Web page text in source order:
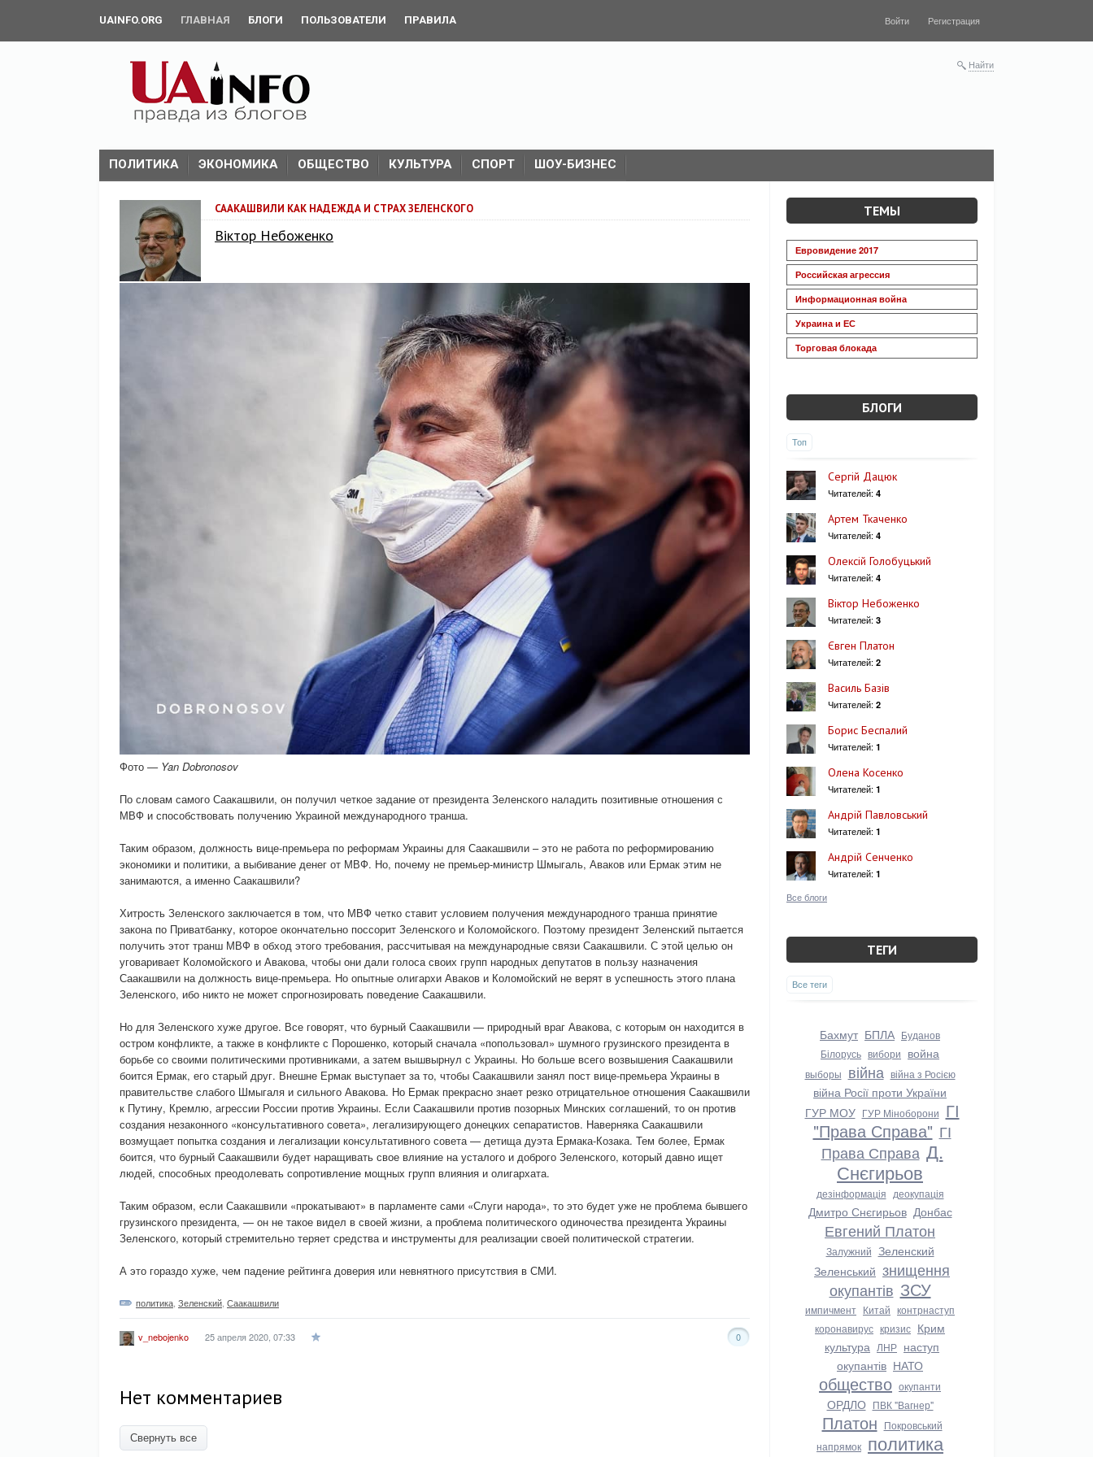
UAINFO.ORG ГЛАВНАЯ БЛОГИ ПОЛЬЗОВАТЕЛИ ПРАВИЛА Войти Регистрация
Найти
ПОЛИТИКА ЭКОНОМИКА ОБЩЕСТВО КУЛЬТУРА СПОРТ ШОУ-БИЗНЕС
СААКАШВИЛИ КАК НАДЕЖДА И СТРАХ ЗЕЛЕНСКОГО
Віктор Небоженко
Фото — Yan Dobronosov
По словам самого Саакашвили, он получил четкое задание от президента Зеленского наладить позитивные отношения с
МВФ и способствовать получению Украиной международного транша.
Таким образом, должность вице-премьера по реформам Украины для Саакашвили – это не работа по реформированию
экономики и политики, а выбивание денег от МВФ. Но, почему не премьер-министр Шмыгаль, Аваков или Ермак этим не
занимаются, а именно Саакашвили?
Хитрость Зеленского заключается в том, что МВФ четко ставит условием получения международного транша принятие
закона по Приватбанку, которое окончательно поссорит Зеленского и Коломойского. Поэтому президент Зеленский пытается
получить этот транш МВФ в обход этого требования, рассчитывая на международные связи Саакашвили. С этой целью он
уговаривает Коломойского и Авакова, чтобы они дали голоса своих групп народных депутатов в пользу назначения
Саакашвили на должность вице-премьера. Но опытные олигархи Аваков и Коломойский не верят в успешность этого плана
Зеленского, ибо никто не может спрогнозировать поведение Саакашвили.
Но для Зеленского хуже другое. Все говорят, что бурный Саакашвили — природный враг Авакова, с которым он находится в
остром конфликте, а также в конфликте с Порошенко, который сначала «попользовал» шумного грузинского президента в
борьбе со своими политическими противниками, а затем вышвырнул с Украины. Но больше всего возвышения Саакашвили
боится Ермак, его старый друг. Внешне Ермак выступает за то, чтобы Саакашвили занял пост вице-премьера Украины в
правительстве слабого Шмыгаля и сильного Авакова. Но Ермак прекрасно знает резко отрицательное отношения Саакашвили
к Путину, Кремлю, агрессии России против Украины. Если Саакашвили против позорных Минских соглашений, то он против
создания незаконного «консультативного совета», легализирующего донецких сепаратистов. Наверняка Саакашвили
возмущает попытка создания и легализации консультативного совета — детища дуэта Ермака-Козака. Тем более, Ермак
боится, что бурный Саакашвили будет наращивать свое влияние на усталого и доброго Зеленского, который давно ищет
людей, способных преодолевать сопротивление мощных групп влияния и олигархата.
Таким образом, если Саакашвили «прокатывают» в парламенте сами «Слуги народа», то это будет уже не проблема бывшего
грузинского президента, — он не такое видел в своей жизни, а проблема политического одиночества президента Украины
Зеленского, который стремительно теряет средства и инструменты для реализации своей политической стратегии.
А это гораздо хуже, чем падение рейтинга доверия или невнятного присутствия в СМИ.
политика Зеленский Саакашвили
0
v_nebojenko 25 апреля 2020, 07:33
Нет комментариев
Свернуть все
ТЕМЫ
Евровидение 2017
Российская агрессия
Информационная война
Украина и ЕС
Торговая блокада
БЛОГИ
Топ
Сергій Дацюк
Читателей: 4
Артем Ткаченко
Читателей: 4
Олексій Голобуцький
Читателей: 4
Віктор Небоженко
Читателей: 3
Євген Платон
Читателей: 2
Василь Базів
Читателей: 2
Борис Беспалий
Читателей: 1
Олена Косенко
Читателей: 1
Андрій Павловський
Читателей: 1
Андрій Сенченко
Читателей: 1
Все блоги
ТЕГИ
Все теги
Бахмут БПЛА Буданов
Білорусь вибори война
выборы війна війна з Росією
війна Росії проти України
ГУР МОУ ГУР Міноборони ГІ
"Права Справа" ГІ
Права Справа Д.
Снєгирьов
дезінформація деокупація
Дмитро Снєгирьов Донбас
Евгений Платон
Залужний Зеленский
Зеленський знищення
окупантів ЗСУ
импичмент Китай контрнаступ
коронавирус кризис Крим
культура ЛНР наступ
окупантів НАТО
общество окупанти
ОРДЛО ПВК "Вагнер"
Платон Покровський
напрямок политика